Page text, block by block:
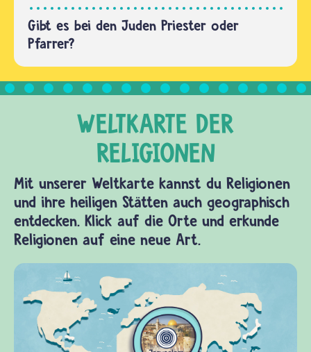
Gibt es bei den Juden Priester oder
Pfarrer?
Mit unserer Weltkarte kannst du Religionen
und ihre heiligen Stätten auch geographisch
entdecken. Klick auf die Orte und erkunde
Religionen auf eine neue Art.